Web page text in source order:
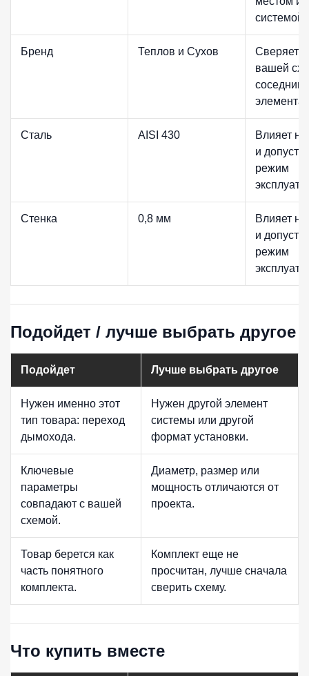
системой.
Бренд Теплов и Сухов
вашей
Сталь AISI 430
Влияет
и
режим
Стенка 0,8 мм
Влияет
и
режим
Подойдет / лучше выбрать другое
Подойдет Лучше выбрать другое
Нужен именно этот
тип товара: переход
дымохода.
Нужен другой элемент
системы или другой
формат установки.
Ключевые
параметры
совпадают с вашей
схемой.
Диаметр, размер или
мощность отличаются от
проекта.
Товар берется как
часть понятного
комплекта.
Комплект еще не
просчитан, лучше сначала
сверить схему.
Что купить вместе